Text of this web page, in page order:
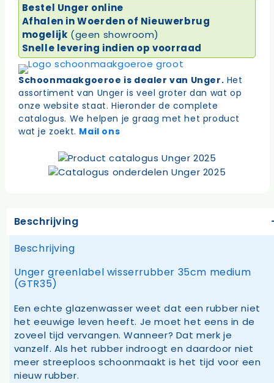
Bestel Unger online
Afhalen in Woerden of Nieuwerbrug
mogelijk (geen showroom)
Snelle levering indien op voorraad
Schoonmaakgoeroe is dealer van Unger. Het
assortiment van Unger is veel groter dan wat op
onze website staat. Hieronder de complete
catalogus. We helpen je graag met het product
wat je zoekt. Mail ons
Beschrijving
Beschrijving
Unger greenlabel wisserrubber 35cm medium
(GTR35)
Een echte glazenwasser weet dat een rubber niet
het eeuwige leven heeft. Je moet het eens in de
zoveel tijd vervangen. Wanneer? Dat merk je
vanzelf. Als het rubber indroogt en daardoor niet
meer streeploos schoonmaakt is het tijd voor een
nieuw rubber.